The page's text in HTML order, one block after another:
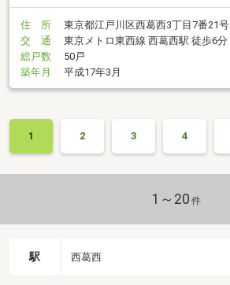
住 所
東京都江戸川区西葛西3丁目7番21号
交 通
東京メトロ東西線 西葛西駅 徒歩6分
総戸数
50戸
築年月
平成17年3月
1 2 3 4
1～20 件
駅 西葛西